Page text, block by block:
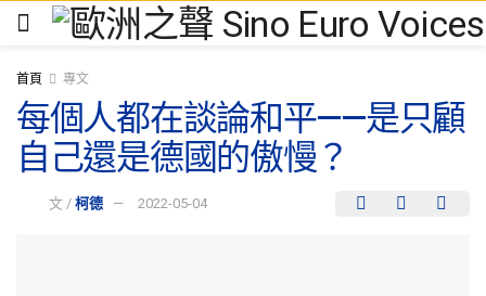
首頁 專文
每個人都在談論和平——是只顧
自己還是德國的傲慢？
文 / 柯德 2022-05-04